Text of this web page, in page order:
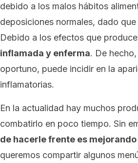
debido a los malos hábitos
deposiciones normales, dado
Debido a los efectos que
inflamada y enferma. De
oportuno, puede incidir en la
inflamatorias.
En la actualidad hay muchos
combatirlo en poco tiempo. Sin
de hacerle frente es
queremos compartir algunos